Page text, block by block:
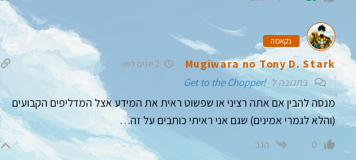
נקאמה
Mugiwara no Tony D. Stark
בתגובה ל!Get to the Chopper
מנסה להבין אם אתה רציני או שפשוט ראית את המידע אצל המדליפים הקבועים
(והלא לגמרי אמינים) שגם אני ראיתי כותבים על זה…
0 הגב